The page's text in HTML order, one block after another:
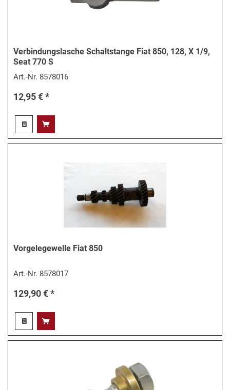
Verbindungslasche Schaltstange Fiat 850, 128, X 1/9,
Seat 770 S
Art.-Nr. 8578016
12,95 € *
Vorgelegewelle Fiat 850
Art.-Nr. 8578017
129,90 € *